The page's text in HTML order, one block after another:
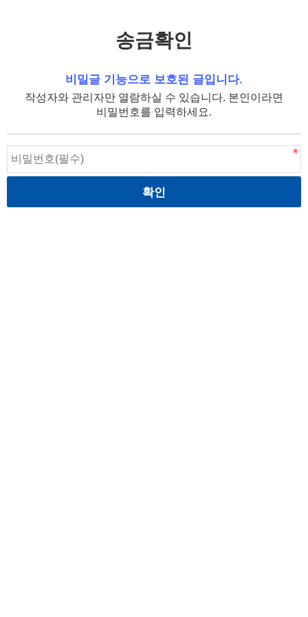
송금확인
비밀글 기능으로 보호된 글입니다.
작성자와 관리자만 열람하실 수 있습니다. 본인이라면
비밀번호를 입력하세요.